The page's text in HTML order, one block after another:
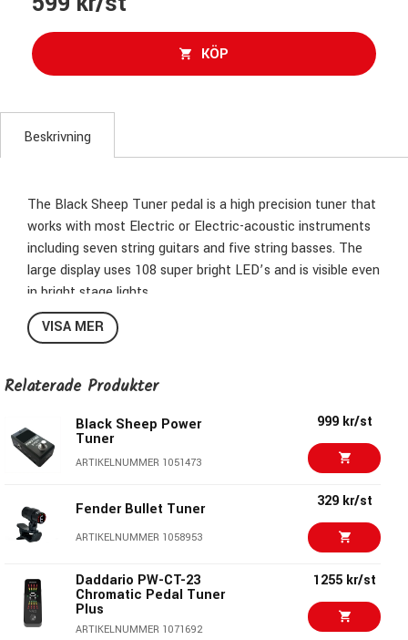
KÖP
Beskrivning
The Black Sheep Tuner pedal is a high precision tuner that
works with most Electric or Electric-acoustic instruments
including seven string guitars and five string basses. The
large display uses 108 super bright LED’s and is visible even
in bright stage lights.
chassis, has a chassis mounted DC inlet and a high quality
footswitch, making it truly roadworthy. It also comes at an
exceptional price that any musician can afford.
VISA MER
Relaterade Produkter
Black Sheep Power
Tuner
ARTIKELNUMMER 1051473
999 kr/st
Fender Bullet Tuner
ARTIKELNUMMER 1058953
329 kr/st
Daddario PW-CT-23
Chromatic Pedal Tuner
Plus
ARTIKELNUMMER 1071692
1255 kr/st